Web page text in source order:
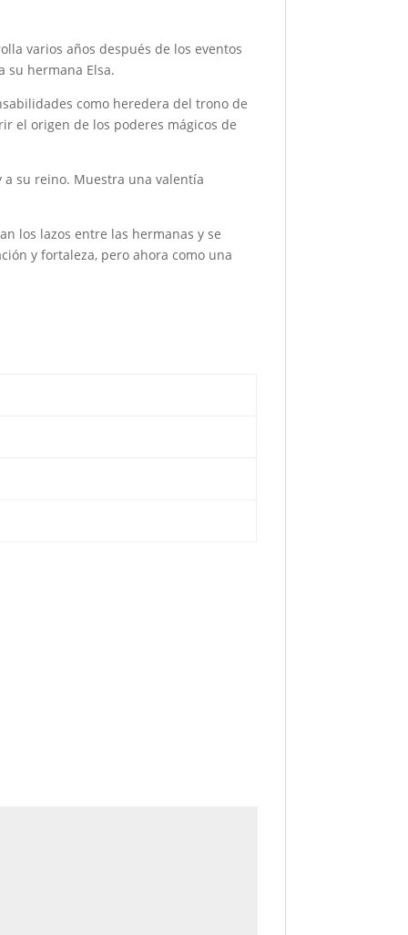
varios años después de los eventos
su hermana Elsa.
como heredera del trono de
el origen de los poderes mágicos de
su reino. Muestra una valentía
los lazos entre las hermanas y se
y fortaleza, pero ahora como una